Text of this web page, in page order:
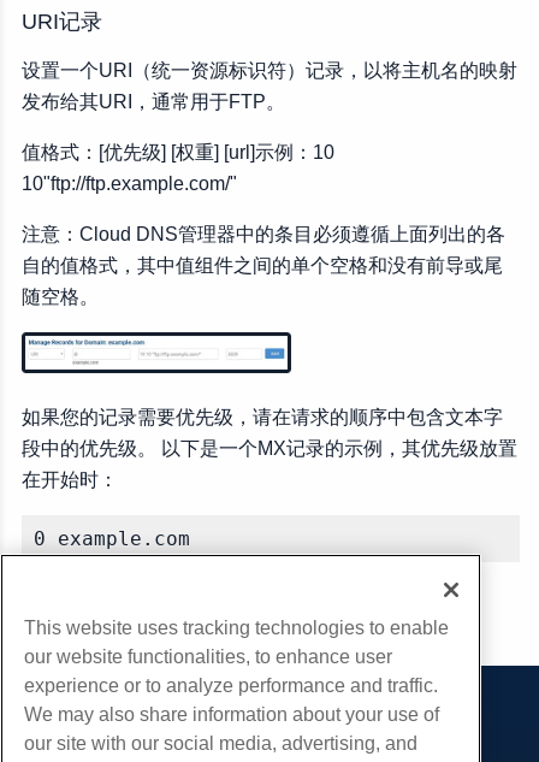
URI记录
设置一个URI（统一资源标识符）记录，以将主机名的映射
发布给其URI，通常用于FTP。
值格式：[优先级] [权重] [url]示例：10
10"ftp://ftp.example.com/"
注意：Cloud DNS管理器中的条目必须遵循上面列出的各
自的值格式，其中值组件之间的单个空格和没有前导或尾
随空格。
如果您的记录需要优先级，请在请求的顺序中包含文本字
段中的优先级。 以下是一个MX记录的示例，其优先级放置
在开始时：
0 example.com
产品展示
This website uses tracking technologies to enable
our website functionalities, to enhance user
experience or to analyze performance and traffic.
We may also share information about your use of
our site with our social media, advertising, and